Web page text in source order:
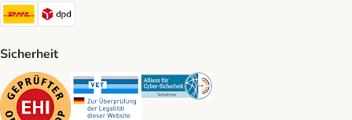
DHL Shipping Method
Sicherheit
Security Security Security